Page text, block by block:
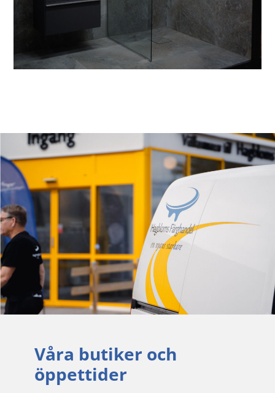
Våra butiker och
öppettider